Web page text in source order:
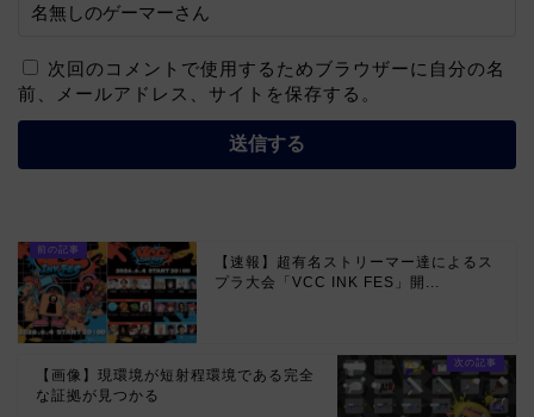
次回のコメントで使用するためブラウザーに自分の名
前、メールアドレス、サイトを保存する。
【速報】超有名ストリーマー達によるス
プラ大会「VCC INK FES」開...
【画像】現環境が短射程環境である完全
な証拠が見つかる